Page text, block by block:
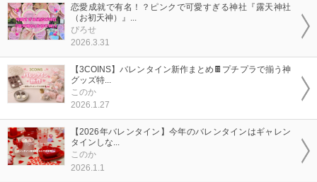
恋愛成就で有名！？ピンクで可愛すぎる神社『露天神社
（お初天神）』...
ぴろせ
2026.3.31
【3COINS】バレンタイン新作まとめ🍫プチプラで揃う神
グッズ特...
このか
2026.1.27
【2026年バレンタイン】今年のバレンタインはギャレン
タインしな...
このか
2026.1.1